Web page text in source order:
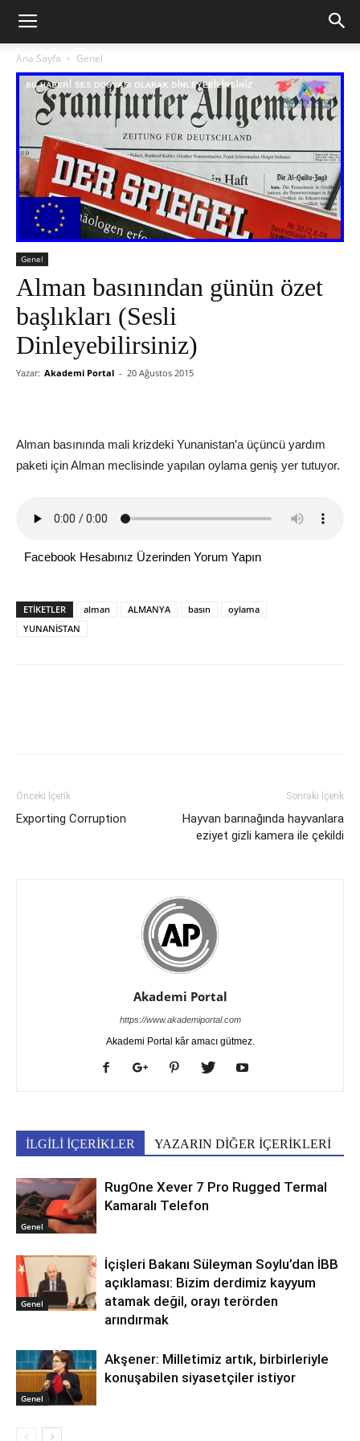
Ana Sayfa Genel
Genel
Alman basınından günün özet
başlıkları (Sesli
Dinleyebilirsiniz)
Yazar: Akademi Portal - 20 Ağustos 2015
Alman basınında mali krizdeki Yunanistan’a üçüncü yardım
paketi için Alman meclisinde yapılan oylama geniş yer tutuyor.
Facebook Hesabınız Üzerinden Yorum Yapın
ETİKETLER alman ALMANYA basın
oylama
YUNANİSTAN
Önceki İçerik
Exporting Corruption
Sonraki İçerik
Hayvan barınağında hayvanlara
eziyet gizli kamera ile çekildi
Akademi Portal
https://www.akademiportal.com
Akademi Portal kâr amacı gütmez.
İLGİLİ İÇERİKLER YAZARIN DİĞER İÇERİKLERİ
Genel
RugOne Xever 7 Pro Rugged Termal
Kamaralı Telefon
Genel
İçişleri Bakanı Süleyman Soylu’dan İBB
açıklaması: Bizim derdimiz kayyum
atamak değil, orayı terörden
arındırmak
Genel
Akşener: Milletimiz artık, birbirleriyle
konuşabilen siyasetçiler istiyor